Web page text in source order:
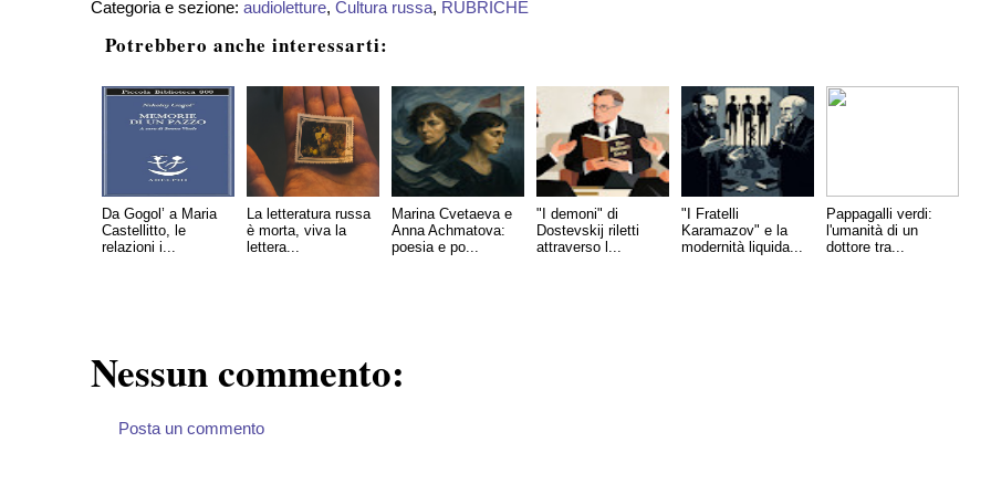
Categoria e sezione: audioletture, Cultura russa, RUBRICHE
Potrebbero anche interessarti:
Da Gogol’ a Maria
Castellitto, le
relazioni i...
La letteratura russa
è morta, viva la
lettera...
Marina Cvetaeva e
Anna Achmatova:
poesia e po...
"I demoni" di
Dostevskij riletti
attraverso l...
"I Fratelli
Karamazov" e la
modernità liquida...
Pappagalli verdi:
l'umanità di un
dottore tra...
Nessun commento:
Posta un commento